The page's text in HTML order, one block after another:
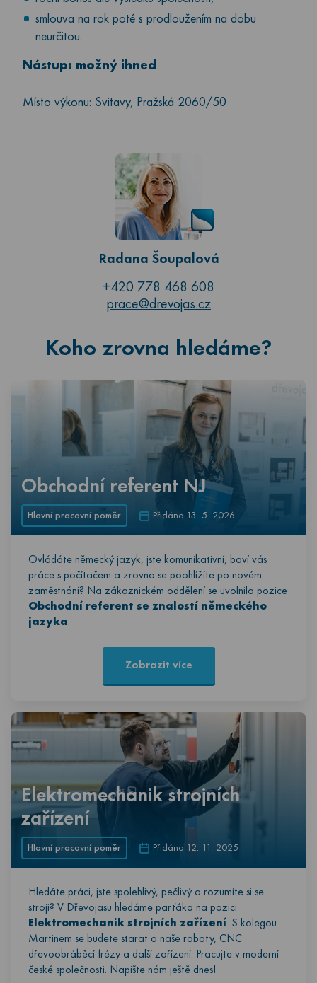
smlouva na rok poté s prodloužením na dobu
neurčitou.
Nástup: možný ihned
Místo výkonu: Svitavy, Pražská 2060/50
Radana Šoupalová
+420 778 468 608
prace@drevojas.cz
Koho zrovna hledáme?
Obchodní referent NJ
Hlavní pracovní poměr Přidáno 13. 5. 2026
Ovládáte německý jazyk, jste komunikativní, baví vás
práce s počítačem a zrovna se poohlížíte po novém
zaměstnání? Na zákaznickém oddělení se uvolnila pozice
Obchodní referent se znalostí německého
jazyka.
Zobrazit více
Elektromechanik strojních
zařízení
Hlavní pracovní poměr Přidáno 12. 11. 2025
Hledáte práci, jste spolehlivý, pečlivý a rozumíte si se
stroji? V Dřevojasu hledáme parťáka na pozici
Elektromechanik strojních zařízení. S kolegou
Martinem se budete starat o naše roboty, CNC
dřevoobráběcí frézy a další zařízení. Pracujte v moderní
české společnosti. Napište nám ještě dnes!